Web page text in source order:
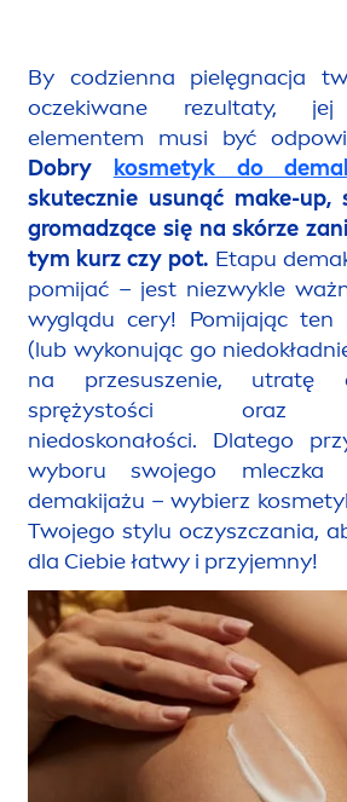
By codzienna pielęgnacja
oczekiwane rezultaty, jej
elementem musi być
Dobry kosmetyk do
skutecznie usunąć make-up,
gromadzące się na skórze
tym kurz czy pot. Etapu
pomijać – jest niezwykle
wyglądu cery! Pomijając ten
(lub wykonując go
na przesuszenie, utratę
sprężystości oraz
niedoskonałości. Dlatego
wyboru swojego
demakijażu – wybierz
Twojego stylu oczyszczania,
dla Ciebie łatwy i przyjemny!